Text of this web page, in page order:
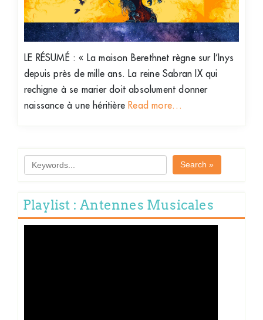
LE RÉSUMÉ : « La maison Berethnet règne sur l’Inys
depuis près de mille ans. La reine Sabran IX qui
rechigne à se marier doit absolument donner
naissance à une héritière Read more…
Search »
Playlist : Antennes Musicales